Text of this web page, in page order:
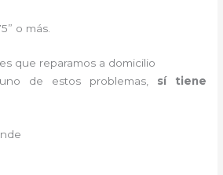
o más.
que reparamos a domicilio
de estos problemas, sí tiene